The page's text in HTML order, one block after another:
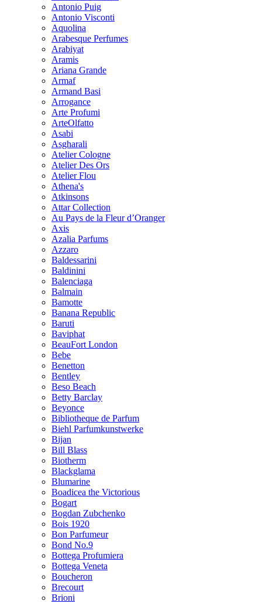
Antonio Puig
Antonio Visconti
Aquolina
Arabesque Perfumes
Arabiyat
Aramis
Ariana Grande
Armaf
Armand Basi
Arrogance
Arte Profumi
ArteOlfatto
Asabi
Asgharali
Atelier Cologne
Atelier Des Ors
Atelier Flou
Athena's
Atkinsons
Attar Collection
Au Pays de la Fleur d’Oranger
Axis
Azalia Parfums
Azzaro
Baldessarini
Baldinini
Balenciaga
Balmain
Bamotte
Banana Republic
Baruti
Baviphat
BeauFort London
Bebe
Benetton
Bentley
Beso Beach
Betty Barclay
Beyonce
Bibliotheque de Parfum
Biehl Parfumkunstwerke
Bijan
Bill Blass
Biotherm
Blackglama
Blumarine
Boadicea the Victorious
Bogart
Bogdan Zubchenko
Bois 1920
Bon Parfumeur
Bond No.9
Bottega Profumiera
Bottega Veneta
Boucheron
Brecourt
Brioni